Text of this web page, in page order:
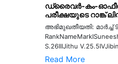
ഡ്രൈവർ-കം-
പരീക്ഷയുടെ റാങ്ക്
അഭിമുഖതീയതി: മാർച്ച് 9
S.26IIIJithu
Read More